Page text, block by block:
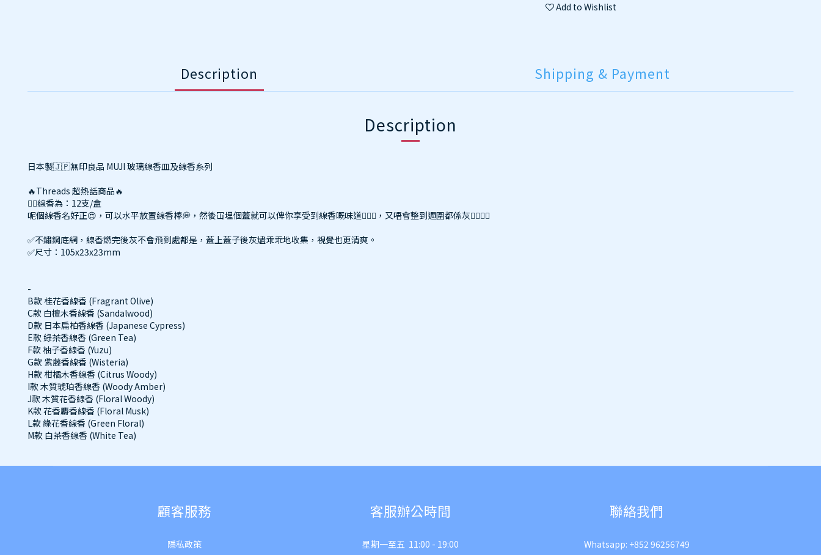
Add to Wishlist
Description Shipping & Payment
Description
日本製🇯🇵無印良品 MUJI 玻璃線香皿及線香糸列
🔥Threads 超熱話商品🔥
👉🏻線香為：12支/盒
呢個線香名好正😍，可以水平放置線香棒💭，然後冚埋個蓋就可以俾你享受到線香嘅味道💆🏻‍♀️，又唔會整到週圍都係灰👍🏼👍🏼
✅不鏽鋼底網，線香燃完後灰不會飛到處都是，蓋上蓋子後灰燼乖乖地收集，視覺也更清爽。
✅尺寸：105x23x23mm
-
B款 桂花香線香 (Fragrant Olive)
C款 白檀木香線香 (Sandalwood)
D款 日本扁柏香線香 (Japanese Cypress)
E款 綠茶香線香 (Green Tea)
F款 柚子香線香 (Yuzu)
G款 紫藤香線香 (Wisteria)
H款 柑橘木香線香 (Citrus Woody)
I款 木質琥珀香線香 (Woody Amber)
J款 木質花香線香 (Floral Woody)
K款 花香麝香線香 (Floral Musk)
L款 綠花香線香 (Green Floral)
M款 白茶香線香 (White Tea)
顧客服務
隱私政策
客服辦公時間
星期一至五 11:00 - 19:00
聯絡我們
Whatsapp: +852 96256749